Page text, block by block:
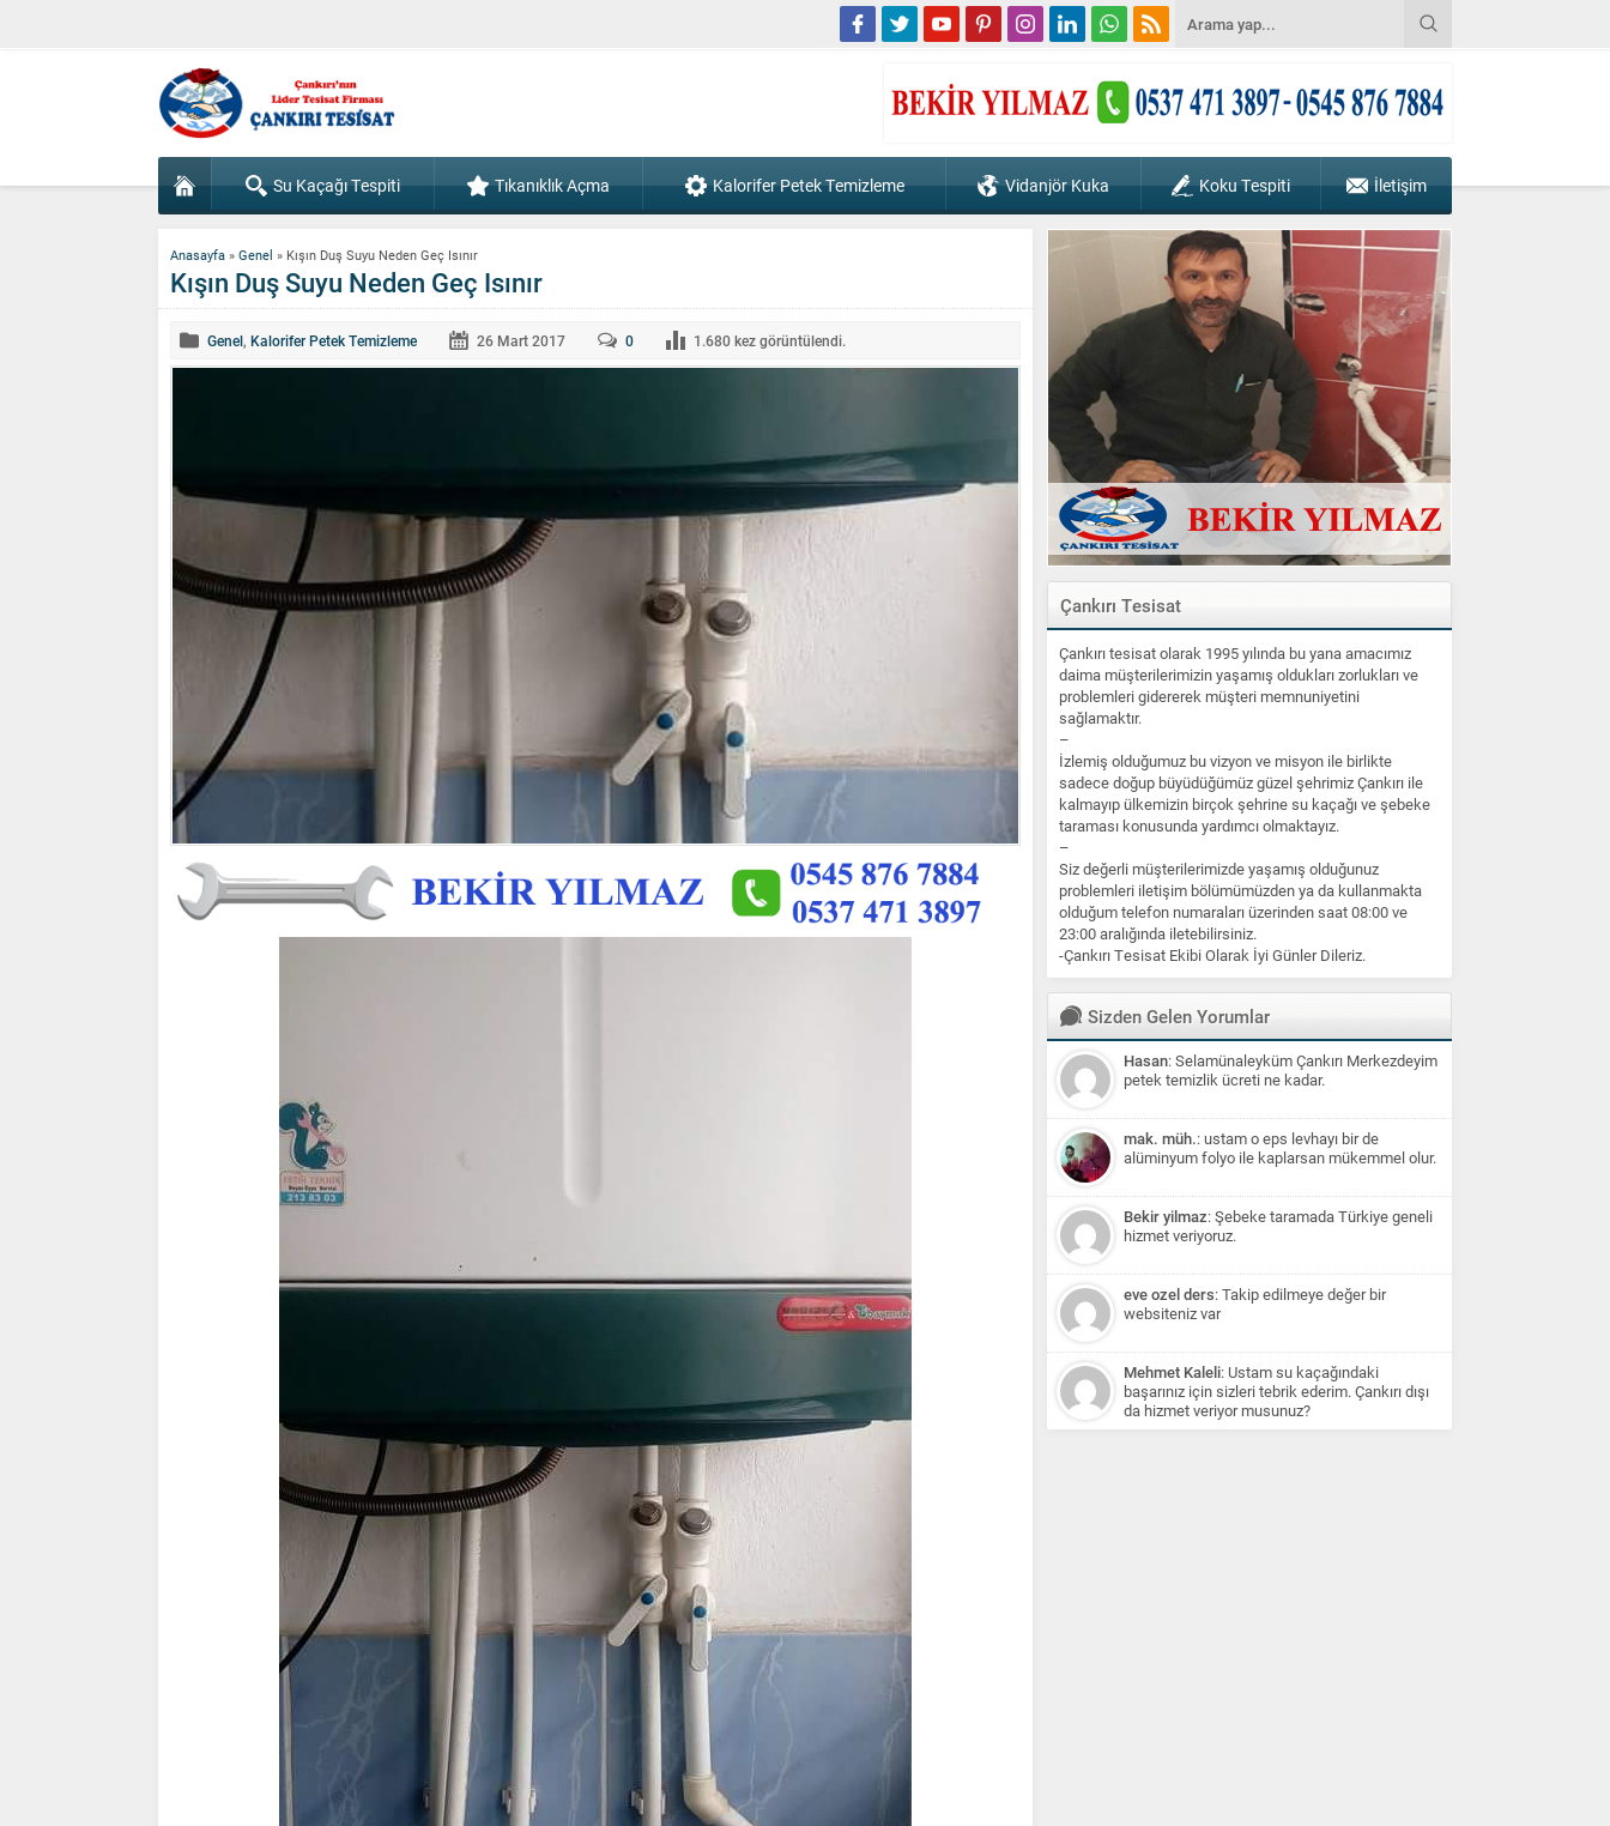
Su Kaçağı Tespiti Tıkanıklık Açma Kalorifer Petek Temizleme Vidanjör Kuka Koku Tespiti İletişim
Anasayfa » Genel » Kışın Duş Suyu Neden Geç Isınır
Kışın Duş Suyu Neden Geç Isınır
Genel, Kalorifer Petek Temizleme 26 Mart2017 0 1.680kez görüntülendi.
Çankırı Tesisat
Çankırı tesisat olarak 1995 yılında bu yana amacımız
daima müşterilerimizin yaşamış oldukları zorlukları ve
problemleri gidererek müşteri memnuniyetini
sağlamaktır.
–
İzlemiş olduğumuz bu vizyon ve misyon ile birlikte
sadece doğup büyüdüğümüz güzel şehrimiz Çankırı ile
kalmayıp ülkemizin birçok şehrine su kaçağı ve şebeke
taraması konusunda yardımcı olmaktayız.
–
Siz değerli müşterilerimizde yaşamış olduğunuz
problemleri iletişim bölümümüzden ya da kullanmakta
olduğum telefon numaraları üzerinden saat 08:00 ve
23:00 aralığında iletebilirsiniz.
-Çankırı Tesisat Ekibi Olarak İyi Günler Dileriz.
Sizden Gelen Yorumlar
Hasan: Selamünaleyküm Çankırı Merkezdeyim
petek temizlik ücreti ne kadar.
mak. müh.: ustam o eps levhayı bir de
alüminyum folyo ile kaplarsan mükemmel olur.
Bekir yilmaz: Şebeke taramada Türkiye geneli
hizmet veriyoruz.
eve ozel ders: Takip edilmeye değer bir
websiteniz var
Mehmet Kaleli: Ustam su kaçağındaki
başarınız için sizleri tebrik ederim. Çankırı dışı
da hizmet veriyor musunuz?